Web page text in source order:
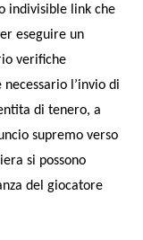
indivisible link che
eseguire un
verifiche
l’invio di
di tenero, a
supremo verso
si possono
del giocatore